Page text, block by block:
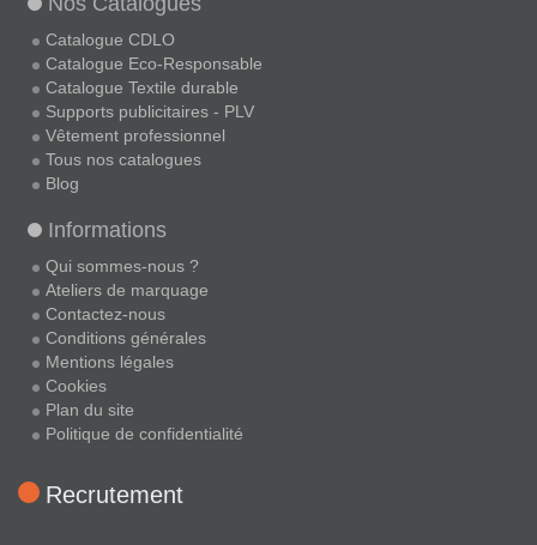
Catalogue CDLO
Catalogue Eco-Responsable
Catalogue Textile durable
Supports publicitaires - PLV
Vêtement professionnel
Tous nos catalogues
Blog
Informations
Qui sommes-nous ?
Ateliers de marquage
Contactez-nous
Conditions générales
Mentions légales
Cookies
Plan du site
Politique de confidentialité
Recrutement